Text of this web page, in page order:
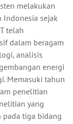
melakukan
sejak
telah
dalam beragam
analisis
energi
Memasuki tahun
penelitian
yang
pada tiga bidang